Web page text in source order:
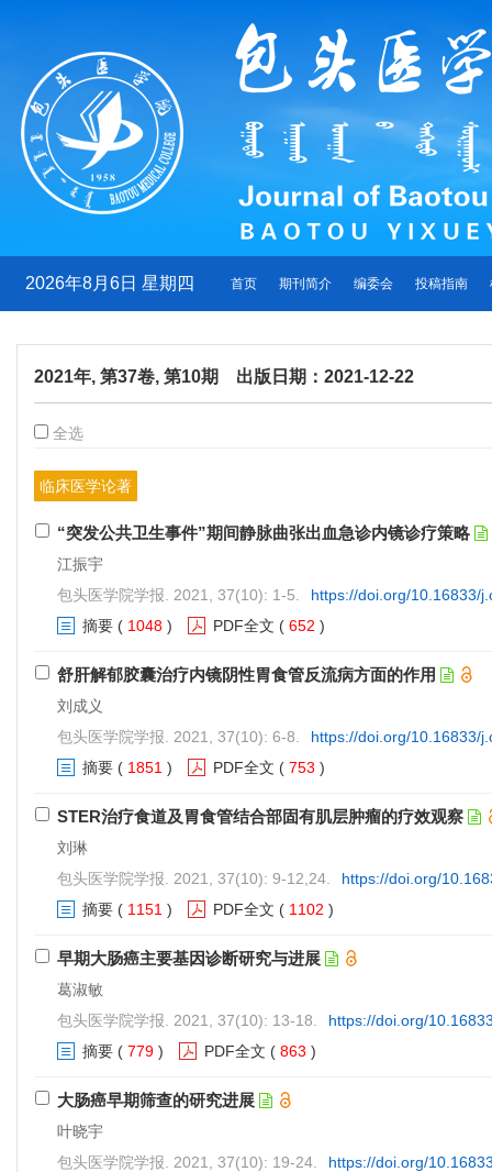
2026年8月6日 星期四 首页 期刊简介 编委会 投稿指南
2021年, 第37卷, 第10期 出版日期：2021-12-22
全选
临床医学论著
“突发公共卫生事件”期间静脉曲张出血急诊内镜诊疗策略
江振宇
包头医学院学报. 2021, 37(10): 1-5.
https://doi.org/10.16833/
摘要 ( 1048 ) PDF全文 ( 652 )
舒肝解郁胶囊治疗内镜阴性胃食管反流病方面的作用
刘成义
包头医学院学报. 2021, 37(10): 6-8.
https://doi.org/10.16833/
摘要 ( 1851 ) PDF全文 ( 753 )
STER治疗食道及胃食管结合部固有肌层肿瘤的疗效观察
刘琳
包头医学院学报. 2021, 37(10): 9-12,24.
https://doi.org/
摘要 ( 1151 ) PDF全文 ( 1102 )
早期大肠癌主要基因诊断研究与进展
葛淑敏
包头医学院学报. 2021, 37(10): 13-18.
https://doi.org/
摘要 ( 779 ) PDF全文 ( 863 )
大肠癌早期筛查的研究进展
叶晓宇
包头医学院学报. 2021, 37(10): 19-24.
https://doi.org/